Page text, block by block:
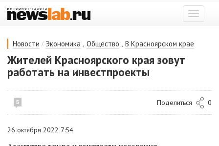
Показать
меню
Новости / Экономика , Общество , В Красноярском крае
Жителей Красноярского края зовут
работать на инвестпроекты
5 Поделиться 0
26 октября 2022 7:54